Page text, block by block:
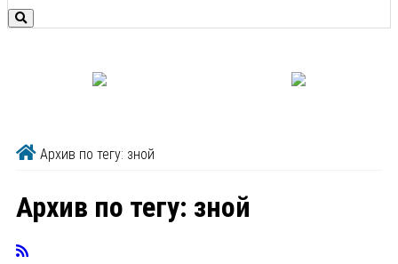
Архив по тегу: зной
Архив по тегу: зной